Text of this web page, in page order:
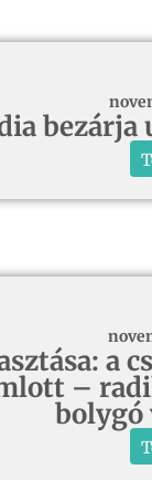
bezárja
a
–
bolygó